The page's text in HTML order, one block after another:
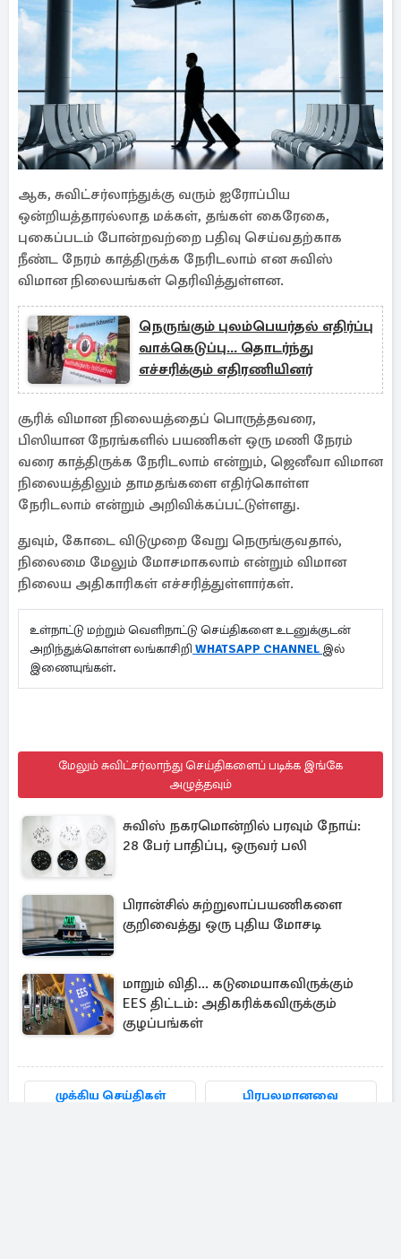
ஆக, சுவிட்சர்லாந்துக்கு வரும் ஐரோப்பிய
ஒன்றியத்தாரல்லாத மக்கள், தங்கள் கைரேகை,
புகைப்படம் போன்றவற்றை பதிவு செய்வதற்காக
நீண்ட நேரம் காத்திருக்க நேரிடலாம் என சுவிஸ்
விமான நிலையங்கள் தெரிவித்துள்ளன.
நெருங்கும் புலம்பெயர்தல் எதிர்ப்பு
வாக்கெடுப்பு... தொடர்ந்து
எச்சரிக்கும் எதிரணியினர்
சூரிக் விமான நிலையத்தைப் பொருத்தவரை,
பிஸியான நேரங்களில் பயணிகள் ஒரு மணி நேரம்
வரை காத்திருக்க நேரிடலாம் என்றும், ஜெனீவா விமான
நிலையத்திலும் தாமதங்களை எதிர்கொள்ள
நேரிடலாம் என்றும் அறிவிக்கப்பட்டுள்ளது.
துவும், கோடை விடுமுறை வேறு நெருங்குவதால்,
நிலைமை மேலும் மோசமாகலாம் என்றும் விமான
நிலைய அதிகாரிகள் எச்சரித்துள்ளார்கள்.
உள்நாட்டு மற்றும் வெளிநாட்டு செய்திகளை உடனுக்குடன்
அறிந்துக்கொள்ள லங்காசிறி WHATSAPP CHANNEL இல்
இணையுங்கள்.
மேலும் சுவிட்சர்லாந்து செய்திகளைப் படிக்க இங்கே
அழுத்தவும்
சுவிஸ் நகரமொன்றில் பரவும் நோய்:
28 பேர் பாதிப்பு, ஒருவர் பலி
பிரான்சில் சுற்றுலாப்பயணிகளை
குறிவைத்து ஒரு புதிய மோசடி
மாறும் விதி... கடுமையாகவிருக்கும்
EES திட்டம்: அதிகரிக்கவிருக்கும்
குழப்பங்கள்
முக்கிய செய்திகள் பிரபலமானவை